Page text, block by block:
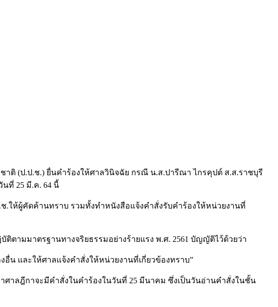
ติ (ป.ป.ช.) ยื่นคำร้องให้ศาลวินิจฉัย กรณี น.ส.ปารีณา ไกรคุปต์ ส.ส.ราชบุรี
ที่ 25 มี.ค. 64 นี้
ห้ผู้คัดค้านทราบ รวมทั้งทำหนังสือแจ้งคำสั่งรับคำร้องให้หน่วยงานที่
ตามมาตรฐานทางจริยธรรมอย่างร้ายแรง พ.ศ. 2561 บัญญัติไว้ด้วยว่า
น และให้ศาลแจ้งคำสั่งให้หน่วยงานที่เกี่ยวข้องทราบ”
าลฎีกาจะมีคำสั่งในคำร้องในวันที่ 25 มีนาคม ซึ่งเป็นวันอ่านคำสั่งในชั้น